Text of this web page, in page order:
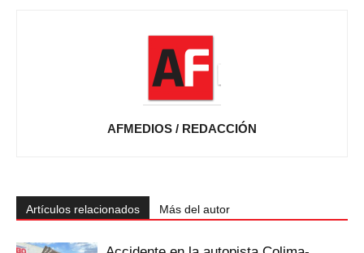
AFMEDIOS / REDACCIÓN
Artículos relacionados Más del autor